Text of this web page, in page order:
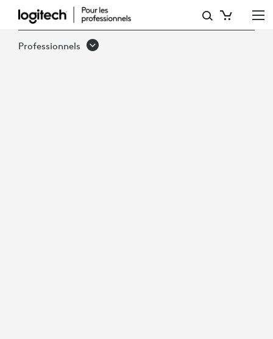
ÉVALUATION
DEProfessionnels